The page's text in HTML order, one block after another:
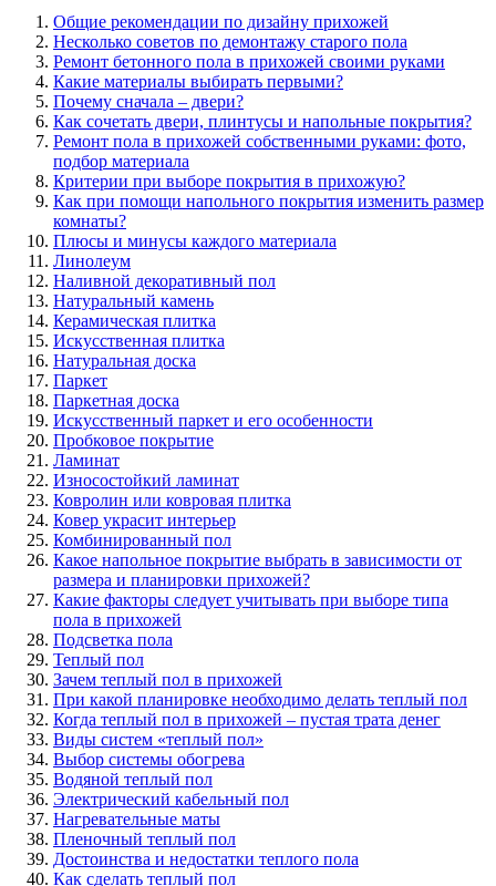
Общие рекомендации по дизайну прихожей
Несколько советов по демонтажу старого пола
Ремонт бетонного пола в прихожей своими руками
Какие материалы выбирать первыми?
Почему сначала – двери?
Как сочетать двери, плинтусы и напольные покрытия?
Ремонт пола в прихожей собственными руками: фото,
подбор материала
Критерии при выборе покрытия в прихожую?
Как при помощи напольного покрытия изменить размер
комнаты?
Плюсы и минусы каждого материала
Линолеум
Наливной декоративный пол
Натуральный камень
Керамическая плитка
Искусственная плитка
Натуральная доска
Паркет
Паркетная доска
Искусственный паркет и его особенности
Пробковое покрытие
Ламинат
Износостойкий ламинат
Ковролин или ковровая плитка
Ковер украсит интерьер
Комбинированный пол
Какое напольное покрытие выбрать в зависимости от
размера и планировки прихожей?
Какие факторы следует учитывать при выборе типа
пола в прихожей
Подсветка пола
Теплый пол
Зачем теплый пол в прихожей
При какой планировке необходимо делать теплый пол
Когда теплый пол в прихожей – пустая трата денег
Виды систем «теплый пол»
Выбор системы обогрева
Водяной теплый пол
Электрический кабельный пол
Нагревательные маты
Пленочный теплый пол
Достоинства и недостатки теплого пола
Как сделать теплый пол